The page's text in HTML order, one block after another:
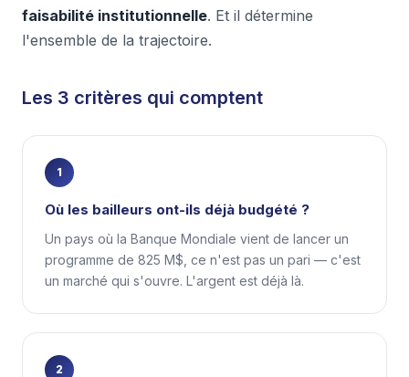
faisabilité institutionnelle. Et il détermine
l'ensemble de la trajectoire.
Les 3 critères qui comptent
1
Où les bailleurs ont-ils déjà budgété ?
Un pays où la Banque Mondiale vient de lancer un
programme de 825 M$, ce n'est pas un pari — c'est
un marché qui s'ouvre. L'argent est déjà là.
2